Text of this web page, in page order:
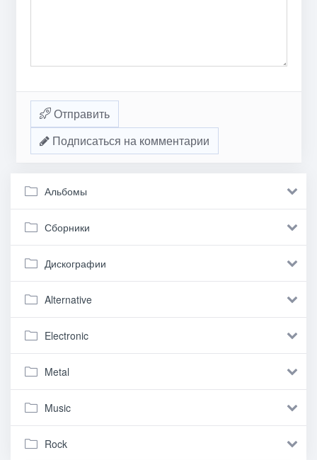
Отправить
Подписаться на комментарии
Альбомы
Сборники
Дискографии
Alternative
Electronic
Metal
Music
Rock